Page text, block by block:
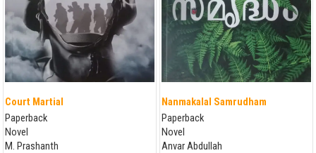
Court Martial
Paperback
Novel
M. Prashanth
Nanmakalal Samrudham
Paperback
Novel
Anvar Abdullah